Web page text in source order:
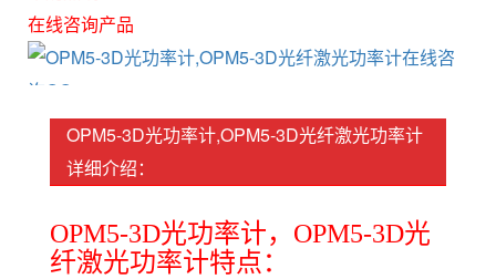
在线咨询产品
OPM5-3D光功率计,OPM5-3D光纤激光功率计
详细介绍：
OPM5-3D光功率计，OPM5-3D光
纤激光功率计特点：